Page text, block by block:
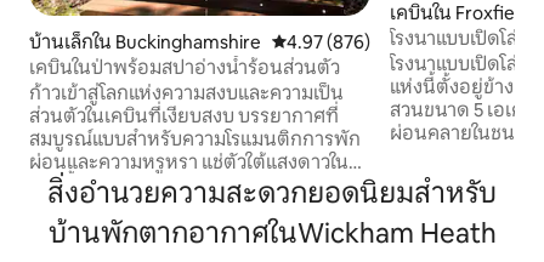
บ้านเล็กใน Buckinghamshire คะแนนเฉลี่ย 4.97 จาก 5, 876 รีวิว
4.97 (876)
เคบินในป่าพร้อมสปาอ่างน้ำร้อนส่วนตัว
ก้าวเข้าสู่โลกแห่งความสงบและความเป็น
ส่วนตัวในเคบินที่เงียบสงบ บรรยากาศที่
สมบูรณ์แบบสำหรับความโรแมนติกการพัก
ผ่อนและความหรูหรา แช่ตัวใต้แสงดาวใน
อ่างน้ำร้อนส่วนตัวบรรยากาศสบายๆริมเตา
เผาไม้กลิ่นอายของอากาศชนบทและเสียง
นกร้อง พร้อมเตียงคู่ที่สะดวกสบายห้องน้ำ
เคบินใน Froxfield
โรงนาแบบเปิดโล่ง
มาร์ลโบโรห์
โรงนาแบบเปิดโล่
แห่งนี้ตั้งอยู่ข้างค
สวนขนาด 5 เอเค
ผ่อนคลายในชนบท ตั้งอยู่ในทำเลที่ดีใกล้กับ
มีเสน่ห์ เป็นฐาน
สำรวจพื้นที่ในท้อง
คู่รักหรือผู้เข้าพักค
พักที่เงียบสงบและสะดวก
สิ่งอำนวยความสะดวกยอดนิยมสำหรับ
บ้านพักตากอากาศในWickham Heath